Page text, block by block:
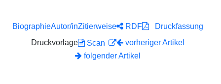
BiographieAutor/inZitierweise RDF
Druckfassung
Druckvorlage
Scan
vorheriger Artikel
folgender Artikel